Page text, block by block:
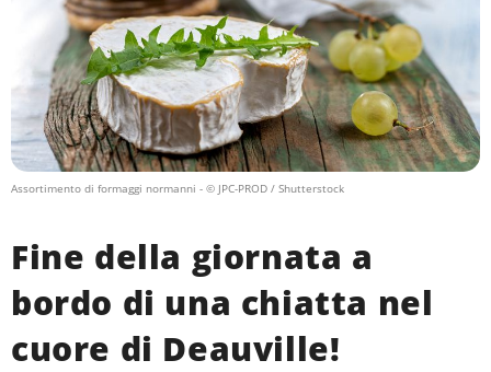
Assortimento di formaggi normanni - © JPC-PROD / Shutterstock
Fine della giornata a
bordo di una chiatta nel
cuore di Deauville!